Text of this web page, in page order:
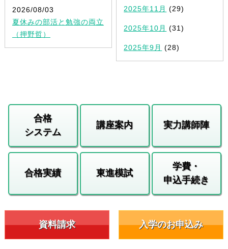
2026/08/03
夏休みの部活と勉強の両立
（押野哲）
2025年11月 (29)
2025年10月 (31)
2025年9月 (28)
合格
システム
講座案内 実力講師陣
合格実績 東進模試
学費・
申込手続き
資料請求 入学のお申込み